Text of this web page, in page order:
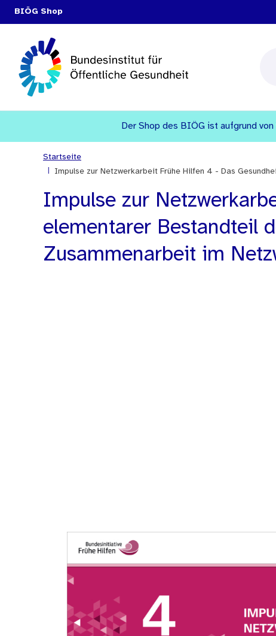
BIÖG Shop
Der Shop des BIÖG ist aufgrund
Startseite
Impulse zur Netzwerkarbeit Frühe Hilfen 4 - Das
Impulse zur
elementarer Bestandteil
Zusammenarbeit im